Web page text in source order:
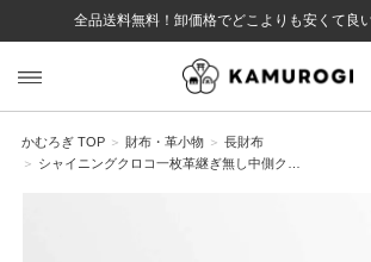
全品送料無料！卸価格でどこよりも安くて良
ト 様
戻る
かむろぎ TOP 財布・革小物
長財布
シャイニングクロコ一枚革継ぎ無し中側ク…